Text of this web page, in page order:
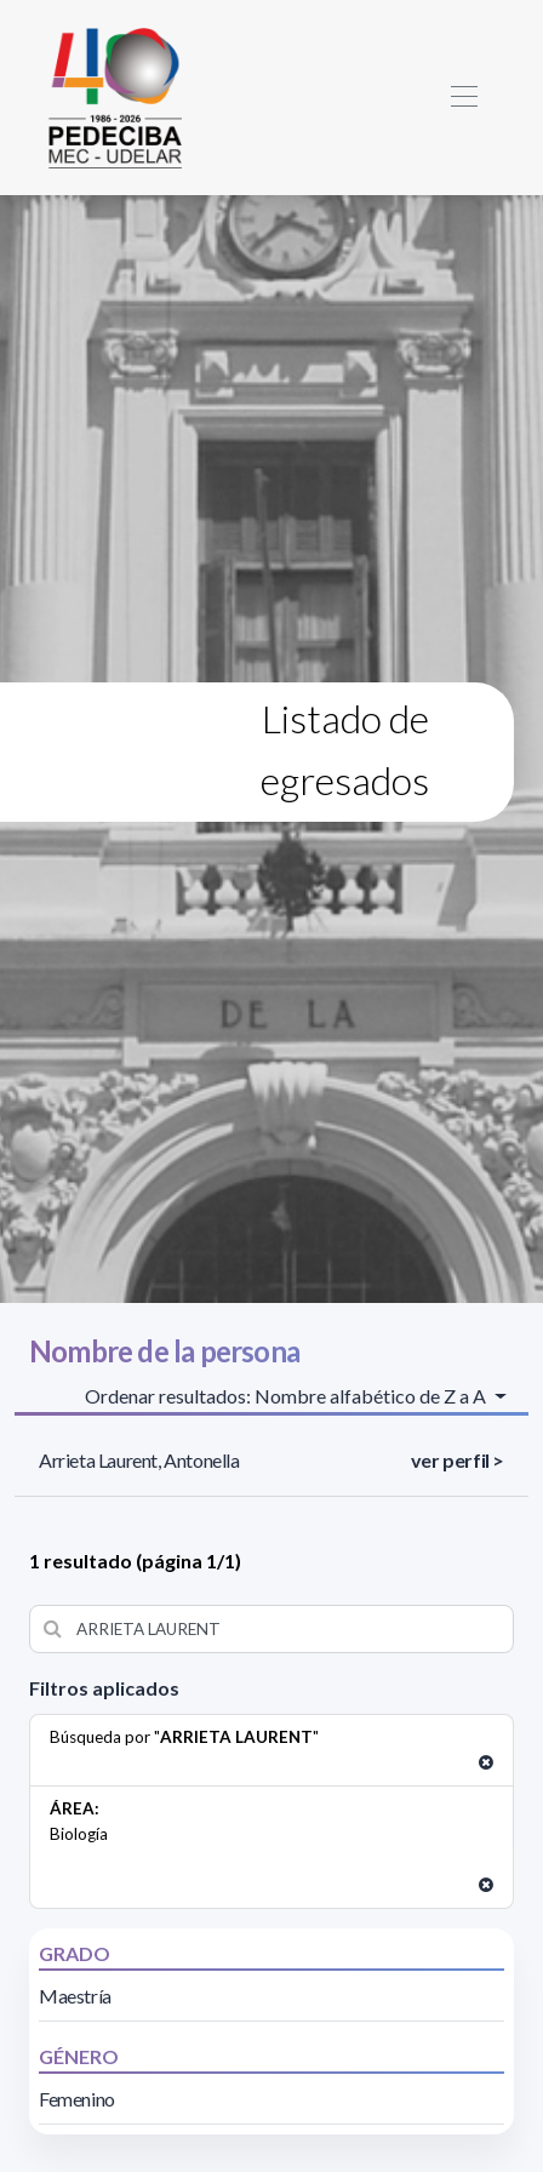
Listado de
egresados
Filtros aplicados
Búsqueda por "ARRIETA LAURENT"
ÁREA:
Biología
GRADO
Maestría
GÉNERO
Femenino
Nombre de la persona
Ordenar resultados: Nombre alfabético de Z a A
Arrieta Laurent, Antonella ver perfil >
1 resultado (página 1/1)